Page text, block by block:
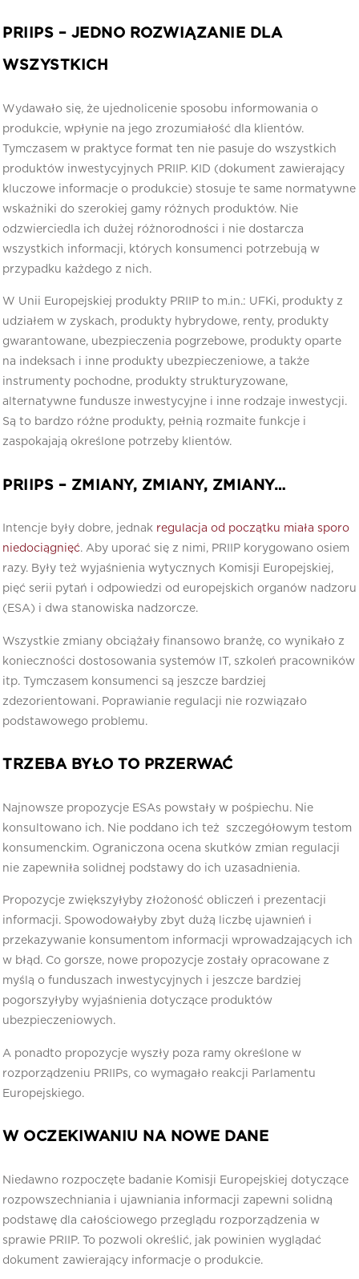
PRIIPS – JEDNO ROZWIĄZANIE DLA
WSZYSTKICH
Wydawało się, że ujednolicenie sposobu informowania o
produkcie, wpłynie na jego zrozumiałość dla klientów.
Tymczasem w praktyce format ten nie pasuje do wszystkich
produktów inwestycyjnych PRIIP. KID (dokument zawierający
kluczowe informacje o produkcie) stosuje te same normatywne
wskaźniki do szerokiej gamy różnych produktów. Nie
odzwierciedla ich dużej różnorodności i nie dostarcza
wszystkich informacji, których konsumenci potrzebują w
przypadku każdego z nich.
W Unii Europejskiej produkty PRIIP to m.in.: UFKi, produkty z
udziałem w zyskach, produkty hybrydowe, renty, produkty
gwarantowane, ubezpieczenia pogrzebowe, produkty oparte
na indeksach i inne produkty ubezpieczeniowe, a także
instrumenty pochodne, produkty strukturyzowane,
alternatywne fundusze inwestycyjne i inne rodzaje inwestycji.
Są to bardzo różne produkty, pełnią rozmaite funkcje i
zaspokajają określone potrzeby klientów.
PRIIPS – ZMIANY, ZMIANY, ZMIANY…
Intencje były dobre, jednak regulacja od początku miała sporo
niedociągnięć. Aby uporać się z nimi, PRIIP korygowano osiem
razy. Były też wyjaśnienia wytycznych Komisji Europejskiej,
pięć serii pytań i odpowiedzi od europejskich organów nadzoru
(ESA) i dwa stanowiska nadzorcze.
Wszystkie zmiany obciążały finansowo branżę, co wynikało z
konieczności dostosowania systemów IT, szkoleń pracowników
itp. Tymczasem konsumenci są jeszcze bardziej
zdezorientowani. Poprawianie regulacji nie rozwiązało
podstawowego problemu.
TRZEBA BYŁO TO PRZERWAĆ
Najnowsze propozycje ESAs powstały w pośpiechu. Nie
konsultowano ich. Nie poddano ich też szczegółowym testom
konsumenckim. Ograniczona ocena skutków zmian regulacji
nie zapewniła solidnej podstawy do ich uzasadnienia.
Propozycje zwiększyłyby złożoność obliczeń i prezentacji
informacji. Spowodowałyby zbyt dużą liczbę ujawnień i
przekazywanie konsumentom informacji wprowadzających ich
w błąd. Co gorsze, nowe propozycje zostały opracowane z
myślą o funduszach inwestycyjnych i jeszcze bardziej
pogorszyłyby wyjaśnienia dotyczące produktów
ubezpieczeniowych.
A ponadto propozycje wyszły poza ramy określone w
rozporządzeniu PRIIPs, co wymagało reakcji Parlamentu
Europejskiego.
W OCZEKIWANIU NA NOWE DANE
Niedawno rozpoczęte badanie Komisji Europejskiej dotyczące
rozpowszechniania i ujawniania informacji zapewni solidną
podstawę dla całościowego przeglądu rozporządzenia w
sprawie PRIIP. To pozwoli określić, jak powinien wyglądać
dokument zawierający informacje o produkcie.